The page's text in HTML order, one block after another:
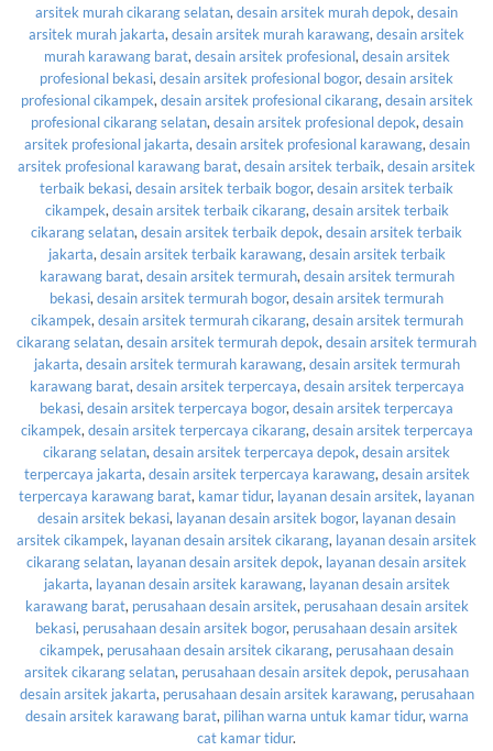
arsitek murah cikarang selatan, desain arsitek murah depok, desain
arsitek murah jakarta, desain arsitek murah karawang, desain arsitek
murah karawang barat, desain arsitek profesional, desain arsitek
profesional bekasi, desain arsitek profesional bogor, desain arsitek
profesional cikampek, desain arsitek profesional cikarang, desain arsitek
profesional cikarang selatan, desain arsitek profesional depok, desain
arsitek profesional jakarta, desain arsitek profesional karawang, desain
arsitek profesional karawang barat, desain arsitek terbaik, desain arsitek
terbaik bekasi, desain arsitek terbaik bogor, desain arsitek terbaik
cikampek, desain arsitek terbaik cikarang, desain arsitek terbaik
cikarang selatan, desain arsitek terbaik depok, desain arsitek terbaik
jakarta, desain arsitek terbaik karawang, desain arsitek terbaik
karawang barat, desain arsitek termurah, desain arsitek termurah
bekasi, desain arsitek termurah bogor, desain arsitek termurah
cikampek, desain arsitek termurah cikarang, desain arsitek termurah
cikarang selatan, desain arsitek termurah depok, desain arsitek termurah
jakarta, desain arsitek termurah karawang, desain arsitek termurah
karawang barat, desain arsitek terpercaya, desain arsitek terpercaya
bekasi, desain arsitek terpercaya bogor, desain arsitek terpercaya
cikampek, desain arsitek terpercaya cikarang, desain arsitek terpercaya
cikarang selatan, desain arsitek terpercaya depok, desain arsitek
terpercaya jakarta, desain arsitek terpercaya karawang, desain arsitek
terpercaya karawang barat, kamar tidur, layanan desain arsitek, layanan
desain arsitek bekasi, layanan desain arsitek bogor, layanan desain
arsitek cikampek, layanan desain arsitek cikarang, layanan desain arsitek
cikarang selatan, layanan desain arsitek depok, layanan desain arsitek
jakarta, layanan desain arsitek karawang, layanan desain arsitek
karawang barat, perusahaan desain arsitek, perusahaan desain arsitek
bekasi, perusahaan desain arsitek bogor, perusahaan desain arsitek
cikampek, perusahaan desain arsitek cikarang, perusahaan desain
arsitek cikarang selatan, perusahaan desain arsitek depok, perusahaan
desain arsitek jakarta, perusahaan desain arsitek karawang, perusahaan
desain arsitek karawang barat, pilihan warna untuk kamar tidur, warna
cat kamar tidur.